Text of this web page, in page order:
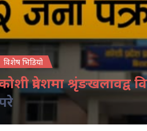
विशेष भिडियो
प्रदेशमा श्रृंङखलावद्व